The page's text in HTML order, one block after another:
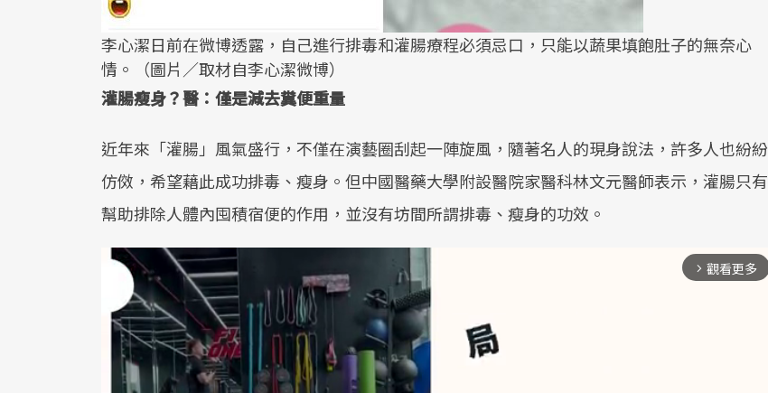
李心潔日前在微博透露，自己進行排毒和灌腸療程必須忌口，只能以蔬果填飽肚子的無奈心
情。（圖片／取材自李心潔微博）
灌腸瘦身？醫：僅是減去糞便重量
近年來「灌腸」風氣盛行，不僅在演藝圈刮起一陣旋風，隨著名人的現身說法，許多人也紛紛
仿傚，希望藉此成功排毒、瘦身。但中國醫藥大學附設醫院家醫科林文元醫師表示，灌腸只有
幫助排除人體內囤積宿便的作用，並沒有坊間所謂排毒、瘦身的功效。
arrow_forward_ios 觀看更多